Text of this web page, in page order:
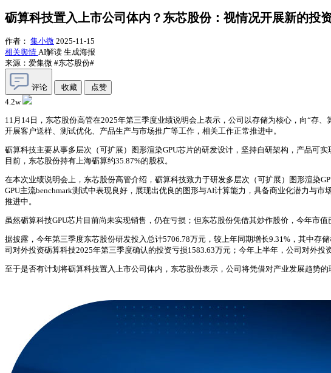
砺算科技置入上市公司体内？东芯股份：视情况开展新的投
作者： 集小微 2025-11-15
相关舆情 AI解读 生成海报
来源：爱集微 #东芯股份#
评论 收藏
点赞
4.2w
11月14日，东芯股份高管在2025年第三季度业绩说明会上表示，公司以存储为核心，向“存
开展客户送样、测试优化、产品生产与市场推广等工作，相关工作正常推进中。
砺算科技主要从事多层次（可扩展）图形渲染GPU芯片的研发设计，坚持自研架构，产品可
目前，东芯股份持有上海砺算约35.87%的股权。
在本次业绩说明会上，东芯股份高管介绍，砺算科技致力于研发多层次（可扩展）图形渲染
GPU主流benchmark测试中表现良好，展现出优良的图形与AI计算能力，具备商业化潜力与
推进中。
虽然砺算科技GPU芯片目前尚未实现销售，仍在亏损；但东芯股份凭借其炒作股价，今年市
据披露，今年第三季度东芯股份研发投入总计5706.78万元，较上年同期增长9.31%，其中
司对外投资砺算科技2025年第三季度确认的投资亏损1583.63万元；今年上半年，公司对外投
至于是否有计划将砺算科技置入上市公司体内，东芯股份表示，公司将凭借对产业发展趋势